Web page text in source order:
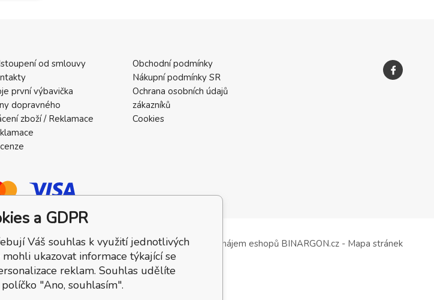
od smlouvy
první výbavička
dopravného
zboží / Reklamace
Obchodní podmínky
Nákupní podmínky SR
Ochrana osobních údajů
zákazníků
Cookies
Tvorba a pronájem eshopů BINARGON.cz - Mapa stránek
a GDPR
Váš souhlas k využití jednotlivých
ukazovat informace týkající se
reklam. Souhlas udělíte
"Ano, souhlasím".